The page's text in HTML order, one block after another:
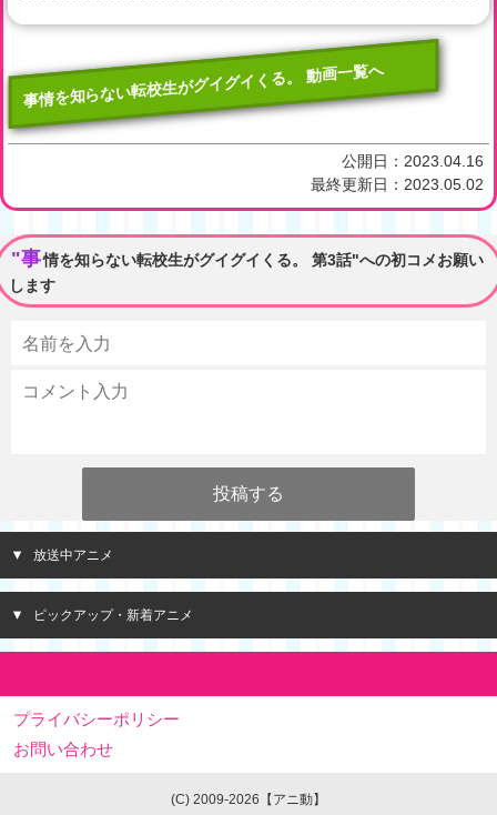
事情を知らない転校生がグイグイくる。 動画一覧へ
公開日： 2023.04.16
最終更新日： 2023.05.02
"事情を知らない転校生がグイグイくる。 第3話"への初コメお願い
します
放送中アニメ
ピックアップ・新着アニメ
プライバシーポリシー
お問い合わせ
(C) 2009-2026【アニ動】